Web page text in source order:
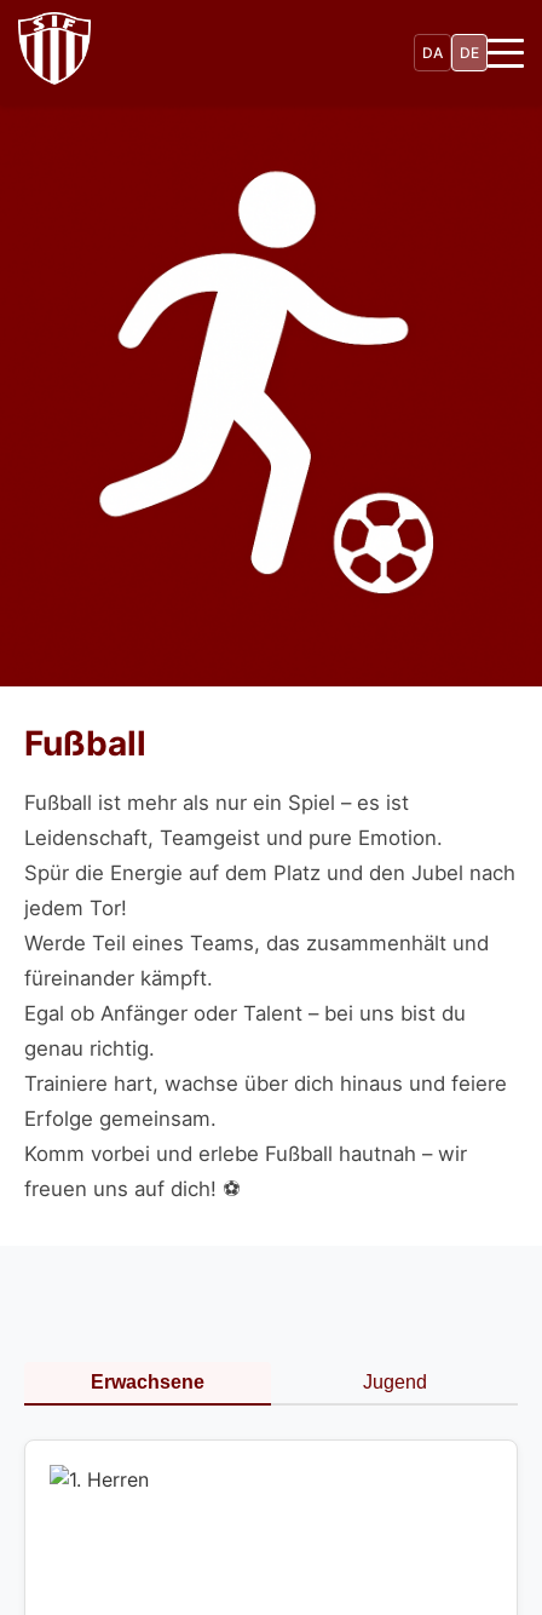
Direkt
zum
Inhalt
DA DE
Fußball
Fußball ist mehr als nur ein Spiel – es ist
Leidenschaft, Teamgeist und pure Emotion.
Spür die Energie auf dem Platz und den Jubel nach
jedem Tor!
Werde Teil eines Teams, das zusammenhält und
füreinander kämpft.
Egal ob Anfänger oder Talent – bei uns bist du
genau richtig.
Trainiere hart, wachse über dich hinaus und feiere
Erfolge gemeinsam.
Komm vorbei und erlebe Fußball hautnah – wir
freuen uns auf dich! ⚽
Erwachsene Jugend